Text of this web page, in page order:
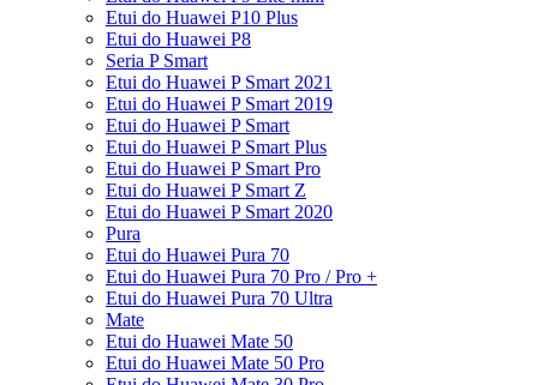
Etui do Huawei P10 Plus
Etui do Huawei P8
Seria P Smart
Etui do Huawei P Smart 2021
Etui do Huawei P Smart 2019
Etui do Huawei P Smart
Etui do Huawei P Smart Plus
Etui do Huawei P Smart Pro
Etui do Huawei P Smart Z
Etui do Huawei P Smart 2020
Pura
Etui do Huawei Pura 70
Etui do Huawei Pura 70 Pro / Pro +
Etui do Huawei Pura 70 Ultra
Mate
Etui do Huawei Mate 50
Etui do Huawei Mate 50 Pro